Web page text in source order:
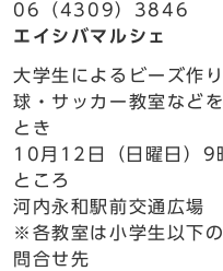
06（4309）3846
エイシバマルシェ
大学生によるビーズ作
球・サッカー教室など
とき
10月12日（日曜日）9
ところ
河内永和駅前交通広場
※各教室は小学生以下
問合せ先